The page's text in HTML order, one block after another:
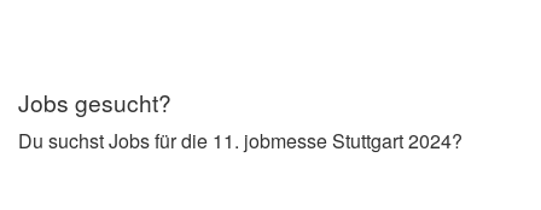
Jobs gesucht?
Du suchst Jobs für die 11. jobmesse Stuttgart 2024?